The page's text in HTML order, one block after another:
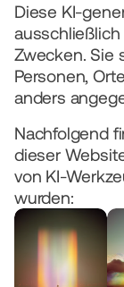
Diese KI-
Zwecken. Sie
Personen,
anders
Nachfolgend
dieser
von KI-
wurden: